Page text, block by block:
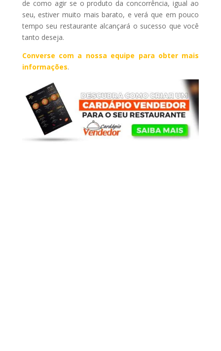
de como agir se o produto da concorrência, igual ao
seu, estiver muito mais barato, e verá que em pouco
tempo seu restaurante alcançará o sucesso que você
tanto deseja.
Converse com a nossa equipe para obter mais
informações.